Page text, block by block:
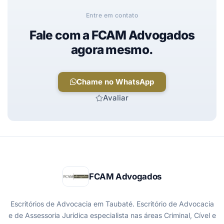
Entre em contato
Fale com a FCAM Advogados
agora mesmo.
Chame no WhatsApp
Avaliar
FCAM Advogados
Escritórios de Advocacia em Taubaté. Escritório de Advocacia
e de Assessoria Jurídica especialista nas áreas Criminal, Cível e